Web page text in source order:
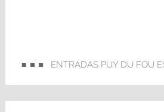
ENTRADAS PUY DU FOU